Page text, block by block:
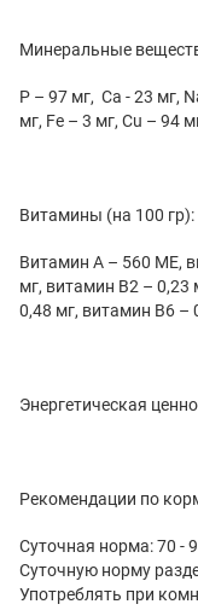
Минеральные
P – 97 мг, Ca - 23 мг,
мг, Fe – 3 мг, Cu – 94
Витамины (на 100 гр):
Витамин А – 560 МЕ,
мг, витамин В2 – 0,23
0,48 мг, витамин В6 –
Энергетическая
Рекомендации по
Суточная норма: 70 -
Суточную норму
Употреблять при